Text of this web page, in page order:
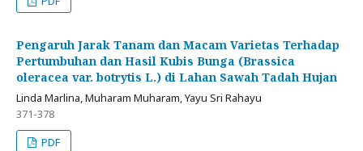
Pengaruh Jarak Tanam dan Macam Varietas Terhadap
Pertumbuhan dan Hasil Kubis Bunga (Brassica
oleracea var. botrytis L.) di Lahan Sawah Tadah Hujan
Linda Marlina, Muharam Muharam, Yayu Sri Rahayu
371-378
PDF